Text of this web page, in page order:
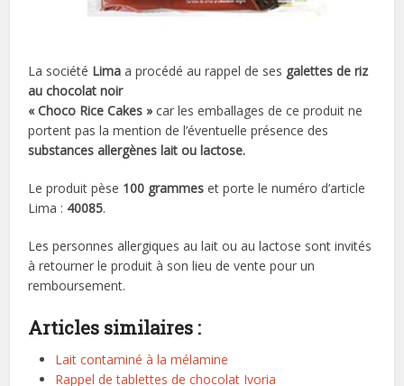
La société Lima a procédé au rappel de ses galettes de riz
au chocolat noir
« Choco Rice Cakes » car les emballages de ce produit ne
portent pas la mention de l’éventuelle présence des
substances allergènes lait ou lactose.
Le produit pèse 100 grammes et porte le numéro d’article
Lima : 40085.
Les personnes allergiques au lait ou au lactose sont invités
à retourner le produit à son lieu de vente pour un
remboursement.
Articles similaires :
Lait contaminé à la mélamine
Rappel de tablettes de chocolat Ivoria